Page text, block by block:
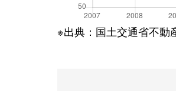
※出典：国土交通省不動